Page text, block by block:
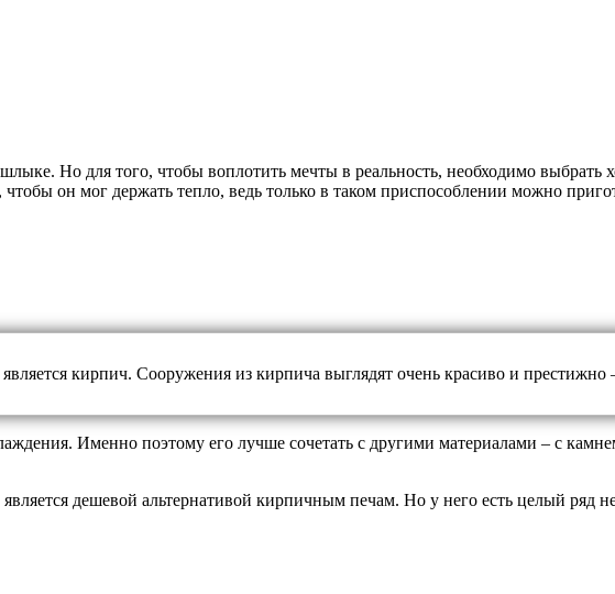
Но для того, чтобы воплотить мечты в реальность, необходимо
он мог держать тепло, ведь только в таком приспособлении можно
кирпич. Сооружения из кирпича выглядят очень красиво и престижно
Именно поэтому его лучше сочетать с другими материалами – с
дешевой альтернативой кирпичным печам. Но у него есть целый ряд